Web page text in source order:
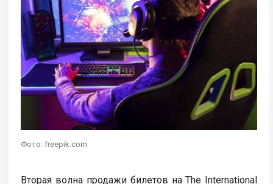
Фото: freepik.com
Вторая волна продажи билетов на The International